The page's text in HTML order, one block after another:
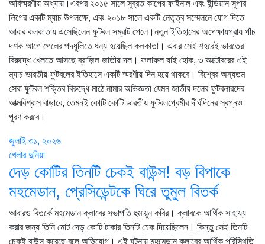
অবিস্মরণীয় অধ্যায়।এরপর ২০১৫ সালে সুব্রত কাপের ফাইনাল এবং ইন্ডিয়ান সুপার
লিগের একটি ম্যাচ উপলক্ষে, এবং ২০১৮ সালে একটি নেতৃত্ব সম্মেলনে যোগ দিতে
আবার কলকাতায় এসেছিলেন ফুটবল সম্রাট পেলে।নতুন ইতিহাসের অপেক্ষায়প্রায় পাঁচ
দশক আগে পেলের পদধূলিতে ধন্য হয়েছিল কলকাতা। এবার সেই শহরেই ভারতের
বিরুদ্ধে খেলতে আসছে ব্রাজ়িল জাতীয় দল। ফলাফল যাই হোক, ৩ অক্টোবরের এই
ম্যাচ ভারতীয় ফুটবলের ইতিহাসে একটি স্মরণীয় দিন হয়ে থাকবে। বিশ্বের অন্যতম
সেরা ফুটবল শক্তির বিরুদ্ধে মাঠে নামার অভিজ্ঞতা যেমন জাতীয় দলের ফুটবলারদের
আত্মবিশ্বাস বাড়াবে, তেমনই কোটি কোটি ভারতীয় ফুটবলপ্রেমীর দীর্ঘদিনের স্বপ্নও
পূরণ করবে।
জুলাই ৩১, ২০২৬
খেলার দুনিয়া
দেড় কোটির তিনটি চেকই বাউন্স! বড় বিপাকে
মহমেডান, প্রেসিডেন্টকে ঘিরে তুমুল বিতর্ক
আবারও বিতর্কে মহমেডান ক্লাবের সভাপতি হুমায়ুন কবির। ক্লাবকে আর্থিক সাহায্য
করার জন্য তিনি মোট দেড় কোটি টাকার তিনটি চেক দিয়েছিলেন। কিন্তু সেই তিনটি
চেকই বাউন্স করেছে বলে অভিযোগ। এই ঘটনায় মহমেডান ক্লাবের আর্থিক পরিস্থিতি